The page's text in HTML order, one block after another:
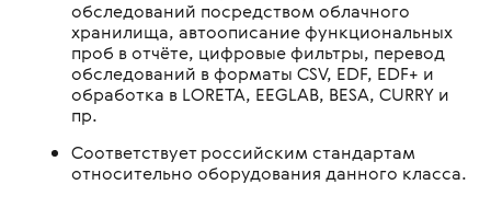
обследований посредством облачного
хранилища, автоописание функциональных
проб в отчёте, цифровые фильтры, перевод
обследований в форматы CSV, EDF, EDF+ и
обработка в LORETA, EEGLAB, BESA, CURRY и
пр.
Соответствует российским стандартам
относительно оборудования данного класса.